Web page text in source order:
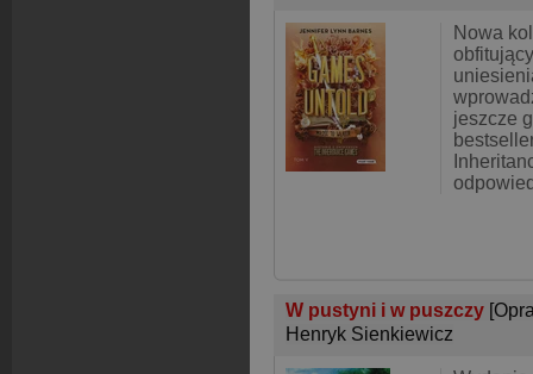
Nowa
jeszcze
W pustyni i w puszczy
Henryk Sienkiewicz